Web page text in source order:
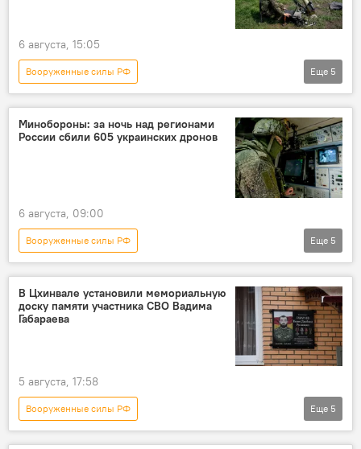
6 августа, 15:05
Вооруженные силы РФ
Спецоперация России по защите Донбасса
СВО
Минобороны России
Россия
Украина
Еще 5
Минобороны: за ночь над регионами
России сбили 605 украинских дронов
6 августа, 09:00
Вооруженные силы РФ
Спецоперация России по защите Донбасса
Новости
Минобороны России
Безопасность
Еще 5
В Цхинвале установили мемориальную
доску памяти участника СВО Вадима
Габараева
5 августа, 17:58
Вооруженные силы РФ
Минобороны Южной Осетии
Россия
Еще 5